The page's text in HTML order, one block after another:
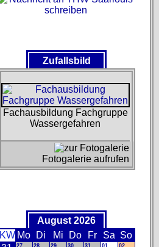
Zufallsbild
Fachausbildung Fachgruppe
Wassergefahren
Fotogalerie aufrufen
August 2026
KW Mo Di Mi Do Fr Sa So